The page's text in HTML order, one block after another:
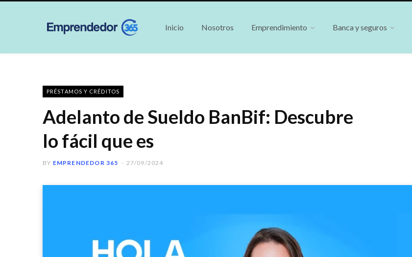
Inicio Nosotros Emprendimiento Banca y seguros
PRÉSTAMOS Y CRÉDITOS
Adelanto de Sueldo BanBif: Descubre
lo fácil que es
BY EMPRENDEDOR 365 27/09/2024